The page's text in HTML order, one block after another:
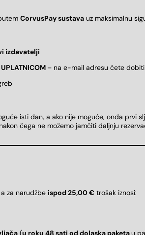
CorvusPay sustava uz maksimalnu
izdavatelji
– na e-mail adresu ćete dobiti
isti dan, a ako nije moguće, onda prvi
čega ne možemo jamčiti daljnju
a za narudžbe ispod 25,00 € trošak iznosi:
(u roku 48 sati od dolaska paketau